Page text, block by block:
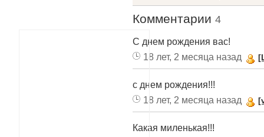
Комментарии 4
С днем рождения вас!
18 лет, 2 месяца назад
с днем рождения!!!
18 лет, 2 месяца назад
Какая миленькая!!!